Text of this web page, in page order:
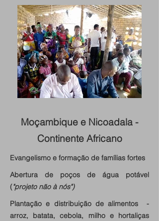
Moçambique e Nicoadala -
Continente Africano
Evangelismo e formação de famílias fortes
Abertura de poços de água potável
("projeto não à nós")
Plantação e distribuição de alimentos -
arroz, batata, cebola, milho e hortaliças